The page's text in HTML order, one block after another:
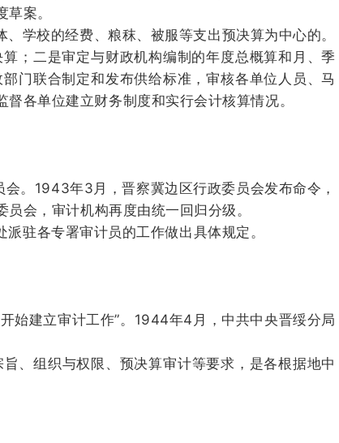
案。
学校的经费、粮秣、被服等支出预决算为中心的。
； 二是审定与财政机构编制的年度总概算和月、季
部门联合制定和发布供给标准，审核各单位人员、马
督各单位建立财务制度和实行会计核算情况。
。1943年3月，晋察冀边区行政委员会发布命令，
会，审计机构再度由统一回归分级。
驻各专署审计员的工作做出具体规定。
建立审计工作”。1944年4月，中共中央晋绥分局
、组织与权限、预决算审计等要求，是各根据地中